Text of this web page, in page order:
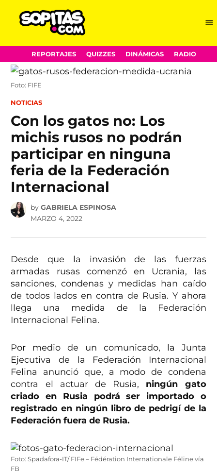
Skip
to
content
REPORTAJES QUIZZES DINÁMICAS RADIO
Foto: FIFE
POSTED
NOTICIAS
Con los gatos no: Los
michis rusos no podrán
participar en ninguna
feria de la Federación
Internacional
by GABRIELA ESPINOSA
MARZO 4, 2022
Desde que la invasión de las fuerzas
armadas rusas comenzó en Ucrania, las
sanciones, condenas y medidas han caído
de todos lados en contra de Rusia. Y ahora
llega una medida de la Federación
Internacional Felina.
Por medio de un comunicado, la Junta
Ejecutiva de la Federación Internacional
Felina anunció que, a modo de condena
contra el actuar de Rusia, ningún gato
criado en Rusia podrá ser importado o
registrado en ningún libro de pedrigí de la
Federación fuera de Rusia.
Foto: Spadafora-IT/ FIFe – Fédération Internationale Féline vía
FB